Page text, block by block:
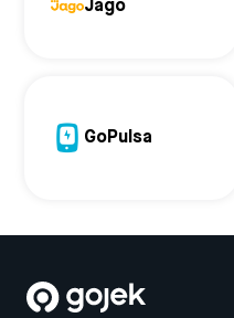
Jago
GoPulsa